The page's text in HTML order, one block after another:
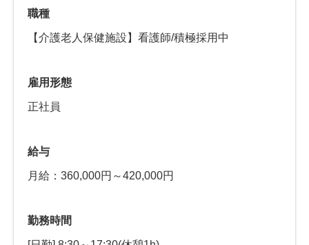
職種
【介護老人保健施設】看護師/積極採用中
雇用形態
正社員
給与
月給：360,000円～420,000円
勤務時間